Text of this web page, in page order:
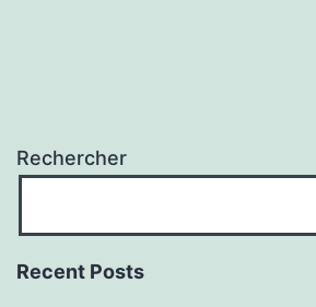
Rechercher
Recent Posts